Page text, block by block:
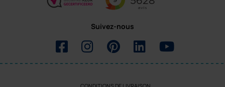
Suivez-nous